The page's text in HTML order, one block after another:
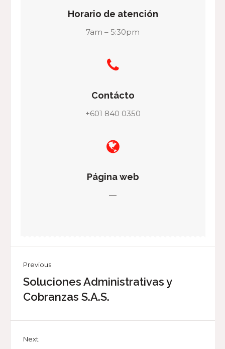
Horario de atención
7am – 5:30pm
Contácto
+601 840 0350
Página web
—
Previous
Soluciones Administrativas y
Cobranzas S.A.S.
Next